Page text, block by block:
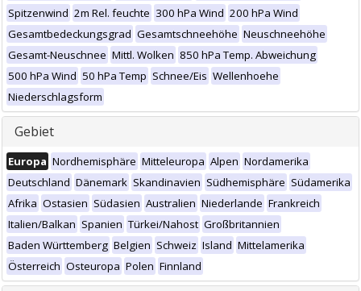
Spitzenwind 2m Rel. feuchte 300 hPa Wind 200 hPa Wind
Gesamtbedeckungsgrad Gesamtschneehöhe Neuschneehöhe
Gesamt-Neuschnee Mittl. Wolken 850 hPa Temp. Abweichung
500 hPa Wind 50 hPa Temp Schnee/Eis Wellenhoehe
Niederschlagsform
Gebiet
Europa Nordhemisphäre Mitteleuropa Alpen Nordamerika
Deutschland Dänemark Skandinavien Südhemisphäre Südamerika
Afrika Ostasien Südasien Australien Niederlande Frankreich
Italien/Balkan Spanien Türkei/Nahost Großbritannien
Baden Württemberg Belgien Schweiz Island Mittelamerika
Österreich Osteuropa Polen Finnland